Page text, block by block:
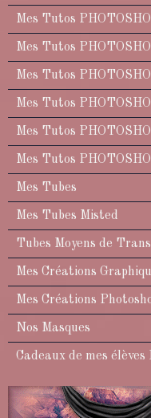
Mes Tutos
Mes Tutos
Mes Tutos
Mes Tutos
Mes Tutos
Mes Tutos
Mes Tubes
Mes Tubes Misted
Tubes Moyens de
Mes Créations
Mes Créations
Nos Masques
Cadeaux de mes élèves